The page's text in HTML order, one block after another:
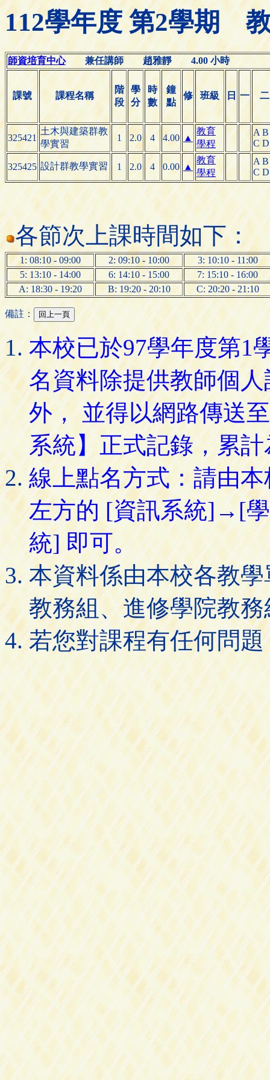
112學年度 第2學期
師資培育中心兼任講師 趙雅靜 4.00 小時
課號 課程名稱
階
段
學
分
時
數
鐘
點
修 班級 日 一 二
325421
土木與建築群教
學實習
1 2.0 4 4.00 ▲
教育
學程
A B
C D
325425 設計群教學實習 1 2.0 4 0.00 ▲
教育
學程
A B
C D
各節次上課時間如下：
1: 08:10 - 09:00 2: 09:10 - 10:00
3: 10:10 - 11:00
5: 13:10 - 14:00
6: 14:10 - 15:00
7: 15:10 - 16:00
A: 18:30 - 19:20
B: 19:20 - 20:10 C: 20:20 - 21:10
備註：
本校已於97學年度第1
名資料除提供教師個
外， 並得以網路傳送
系統】正式記錄，累
線上點名方式：請由
左方的 [資訊系統]→[
統] 即可。
本資料係由本校各教
教務組、進修學院教
若您對課程有任何問